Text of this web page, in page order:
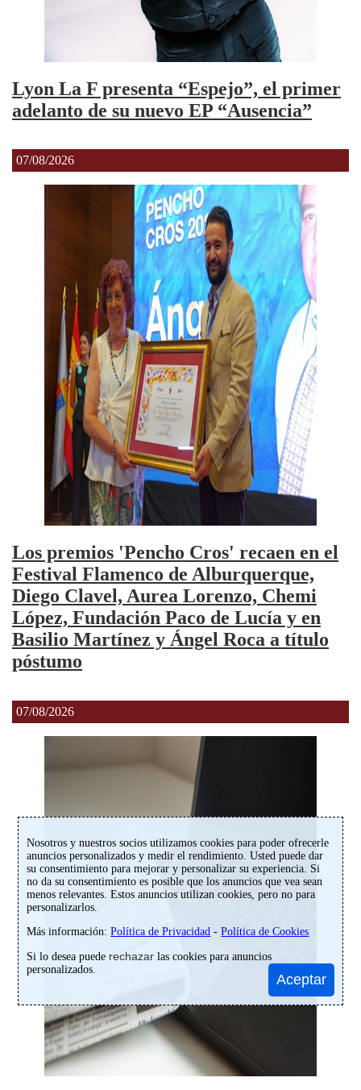
Lyon La F presenta “Espejo”, el primer
adelanto de su nuevo EP “Ausencia”
07/08/2026
Los premios 'Pencho Cros' recaen en el
Festival Flamenco de Alburquerque,
Diego Clavel, Aurea Lorenzo, Chemi
López, Fundación Paco de Lucía y en
Basilio Martínez y Ángel Roca a título
póstumo
07/08/2026
Nosotros y nuestros socios utilizamos cookies para poder ofrecerle
anuncios personalizados y medir el rendimiento. Usted puede dar
su consentimiento para mejorar y personalizar su experiencia. Si
no da su consentimiento es posible que los anuncios que vea sean
menos relevantes. Estos anuncios utilizan cookies, pero no para
personalizarlos.
Más información:Política de Privacidad -Política de Cookies
Si lo desea puede rechazar las cookies para anuncios
personalizados.
Aceptar